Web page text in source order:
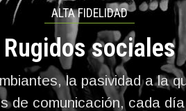
ALTA FIDELIDAD
Rugidos sociales
la pasividad a la
de comunicación, cada